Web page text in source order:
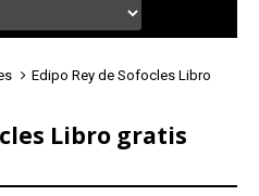
Edipo Rey de Sofocles Libro
Libro gratis